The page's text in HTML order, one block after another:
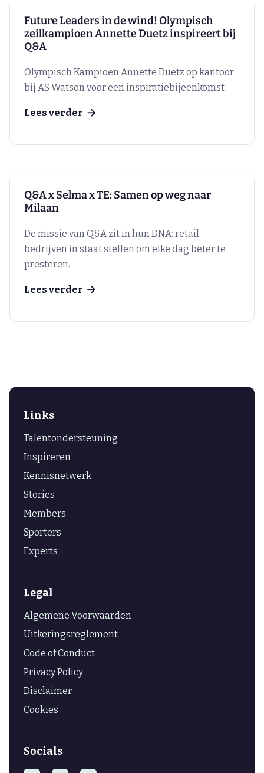
Future Leaders in de wind! Olympisch
zeilkampioen Annette Duetz inspireert bij
Q&A
Olympisch Kampioen Annette Duetz op kantoor
bij AS Watson voor een inspiratiebijeenkomst
Lees verder 
Q&A x Selma x TE: Samen op weg naar
Milaan
De missie van Q&A zit in hun DNA: retail-
bedrijven in staat stellen om elke dag beter te
presteren.
Lees verder 
Links
Talentondersteuning
Inspireren
Kennisnetwerk
Stories
Members
Sporters
Experts
Legal
Algemene Voorwaarden
Uitkeringsreglement
Code of Conduct
Privacy Policy
Disclaimer
Cookies
Socials